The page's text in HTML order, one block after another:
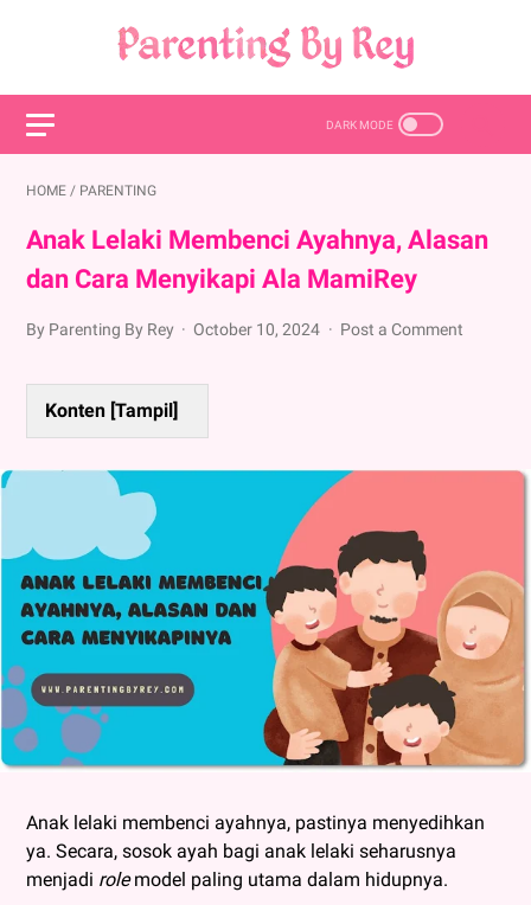
HOME / PARENTING
Anak Lelaki Membenci Ayahnya, Alasan
dan Cara Menyikapi Ala MamiRey
By Parenting By Rey October 10, 2024 Post a Comment
Konten [Tampil]
Anak lelaki membenci ayahnya, pastinya menyedihkan
ya. Secara, sosok ayah bagi anak lelaki seharusnya
menjadi rolemodel paling utama dalam hidupnya.